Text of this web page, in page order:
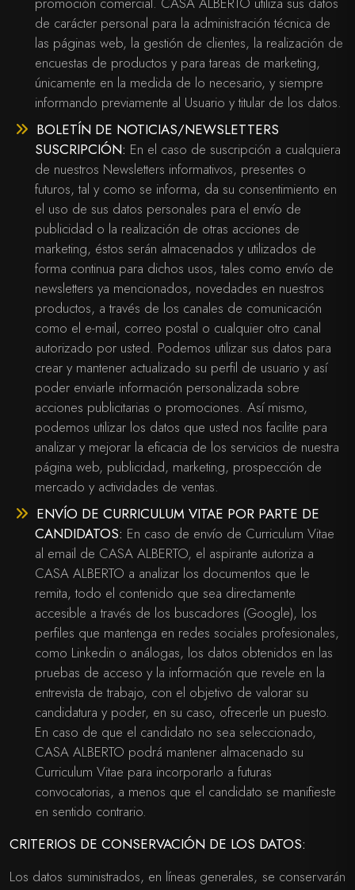
de carácter personal para la administración técnica de
las páginas web, la gestión de clientes, la realización de
encuestas de productos y para tareas de marketing,
únicamente en la medida de lo necesario, y siempre
informando previamente al Usuario y titular de los datos.
BOLETÍN DE NOTICIAS/NEWSLETTERS
SUSCRIPCIÓN: En el caso de suscripción a cualquiera
de nuestros Newsletters informativos, presentes o
futuros, tal y como se informa, da su consentimiento en
el uso de sus datos personales para el envío de
publicidad o la realización de otras acciones de
marketing, éstos serán almacenados y utilizados de
forma continua para dichos usos, tales como envío de
newsletters ya mencionados, novedades en nuestros
productos, a través de los canales de comunicación
como el e-mail, correo postal o cualquier otro canal
autorizado por usted. Podemos utilizar sus datos para
crear y mantener actualizado su perfil de usuario y así
poder enviarle información personalizada sobre
acciones publicitarias o promociones. Así mismo,
podemos utilizar los datos que usted nos facilite para
analizar y mejorar la eficacia de los servicios de nuestra
página web, publicidad, marketing, prospección de
mercado y actividades de ventas.
ENVÍO DE CURRICULUM VITAE POR PARTE DE
CANDIDATOS: En caso de envío de Curriculum Vitae
al email de CASA ALBERTO, el aspirante autoriza a
CASA ALBERTO a analizar los documentos que le
remita, todo el contenido que sea directamente
accesible a través de los buscadores (Google), los
perfiles que mantenga en redes sociales profesionales,
como Linkedin o análogas, los datos obtenidos en las
pruebas de acceso y la información que revele en la
entrevista de trabajo, con el objetivo de valorar su
candidatura y poder, en su caso, ofrecerle un puesto.
En caso de que el candidato no sea seleccionado,
CASA ALBERTO podrá mantener almacenado su
Curriculum Vitae para incorporarlo a futuras
convocatorias, a menos que el candidato se manifieste
en sentido contrario.
CRITERIOS DE CONSERVACIÓN DE LOS DATOS:
Los datos suministrados, en líneas generales, se conservarán